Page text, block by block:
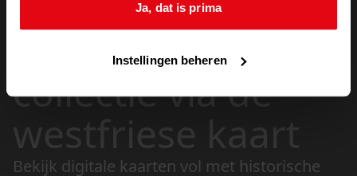
Ja, dat is prima
Instellingen beheren
doorzoek de
collectie via de
westfriese kaart
Bekijk digitale kaarten vol met historische